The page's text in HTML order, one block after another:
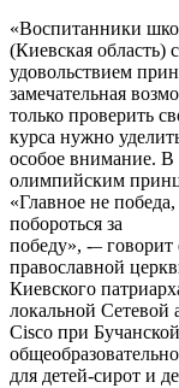
«Воспитанники
(Киевская область) с
удовольствием
замечательная
только проверить
курса нужно
особое внимание. В
олимпийским
«Главное не
побороться за
победу», -–
православной
Киевского
локальной Сетевой
Cisco при
для детей-сирот и